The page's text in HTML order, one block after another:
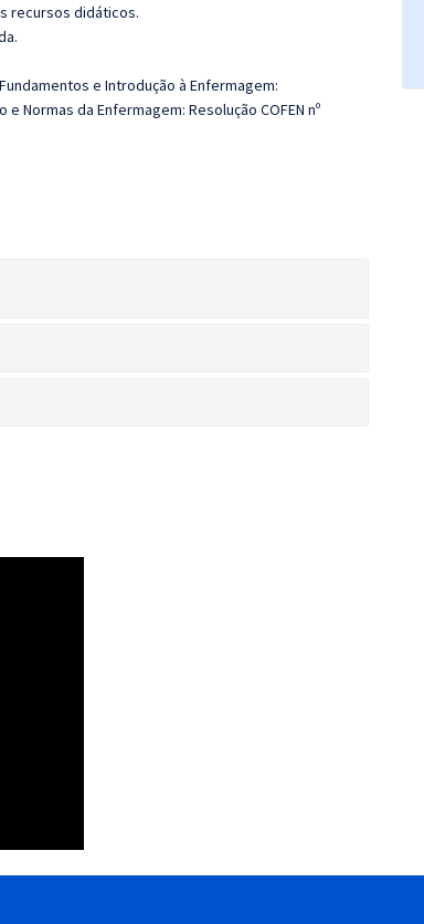
recursos didáticos.
e Introdução à Enfermagem:
Normas da Enfermagem: Resolução COFEN nº